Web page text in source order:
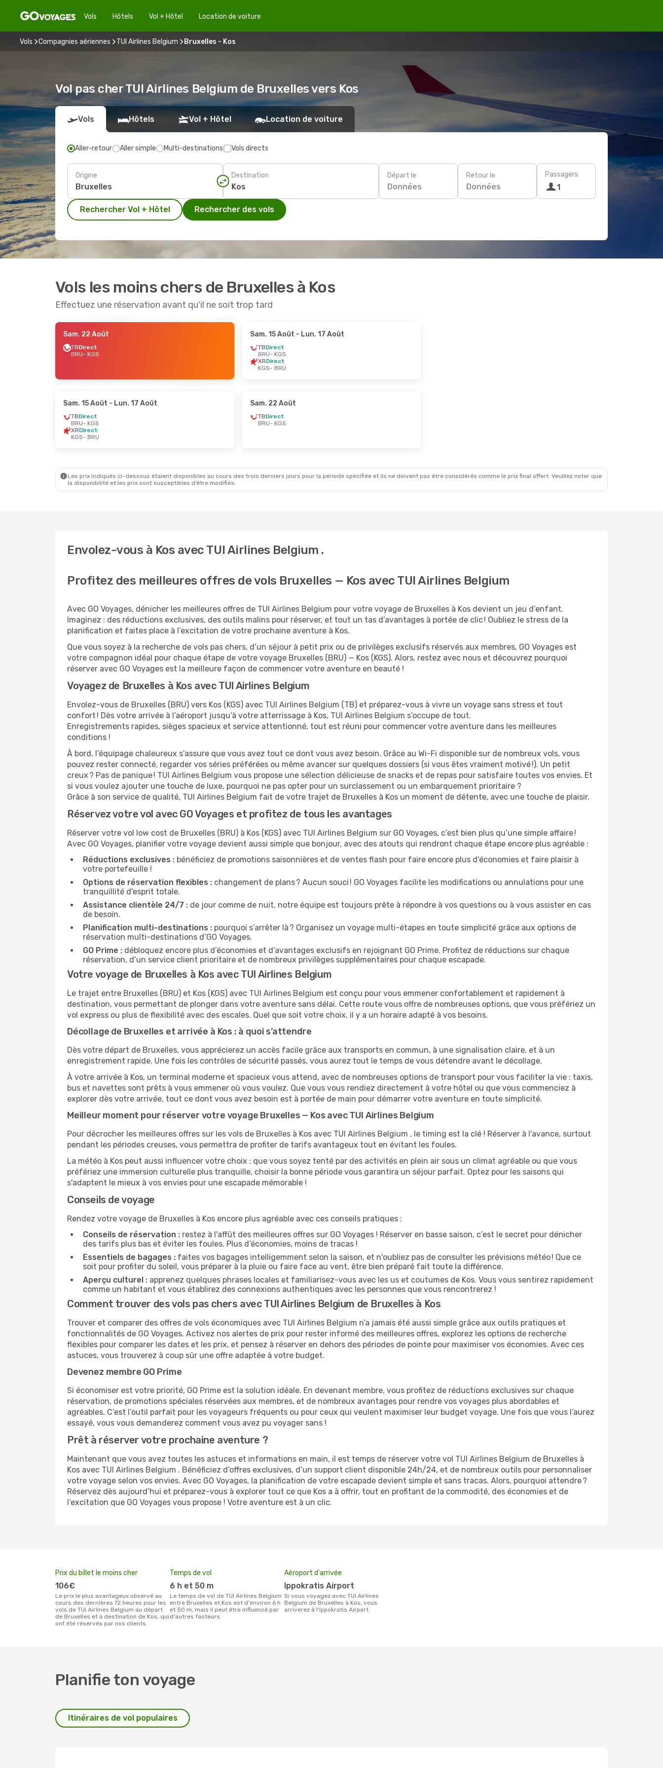
Vols Hôtels Vol + Hôtel Location de voiture
Vols Compagnies aériennes TUI Airlines Belgium Bruxelles - Kos
Vol pas cher TUI Airlines Belgium de Bruxelles vers Kos
Vols Hôtels Vol + Hôtel Location de voiture
Aller-retour Aller simple Multi-destinations Vols directs
Origine Destination Départ le
Données
Retour le
Données
Passagers
1
Rechercher Vol + Hôtel Rechercher des vols
Vols les moins chers de Bruxelles à Kos
Effectuez une réservation avant qu'il ne soit trop tard
Sam. 22 Août
TBDirect
BRU- KGS
Sam. 15 Août - Lun. 17 Août
TBDirect
BRU- KGS
XRDirect
KGS- BRU
Sam. 15 Août - Lun. 17 Août
TBDirect
BRU- KGS
XRDirect
KGS- BRU
Sam. 22 Août
TBDirect
BRU- KGS
Les prix indiqués ci-dessous étaient disponibles au cours des trois derniers jours pour la période spécifiée et ils ne doivent pas être considérés comme le prix final offert. Veuillez noter que
la disponibilité et les prix sont susceptibles d’être modifiés.
Envolez-vous à Kos avec TUI Airlines Belgium .
Profitez des meilleures offres de vols Bruxelles — Kos avec TUI Airlines Belgium
Avec GO Voyages, dénicher les meilleures offres de TUI Airlines Belgium pour votre voyage de Bruxelles à Kos devient un jeu d’enfant.
Imaginez : des réductions exclusives, des outils malins pour réserver, et tout un tas d’avantages à portée de clic ! Oubliez le stress de la
planification et faites place à l’excitation de votre prochaine aventure à Kos.
Que vous soyez à la recherche de vols pas chers, d’un séjour à petit prix ou de privilèges exclusifs réservés aux membres, GO Voyages est
votre compagnon idéal pour chaque étape de votre voyage Bruxelles (BRU) — Kos (KGS). Alors, restez avec nous et découvrez pourquoi
réserver avec GO Voyages est la meilleure façon de commencer votre aventure en beauté !
Voyagez de Bruxelles à Kos avec TUI Airlines Belgium
Envolez-vous de Bruxelles (BRU) vers Kos (KGS) avec TUI Airlines Belgium (TB) et préparez-vous à vivre un voyage sans stress et tout
confort ! Dès votre arrivée à l’aéroport jusqu’à votre atterrissage à Kos, TUI Airlines Belgium s’occupe de tout.
Enregistrements rapides, sièges spacieux et service attentionné, tout est réuni pour commencer votre aventure dans les meilleures
conditions !
À bord, l’équipage chaleureux s'assure que vous avez tout ce dont vous avez besoin. Grâce au Wi-Fi disponible sur de nombreux vols, vous
pouvez rester connecté, regarder vos séries préférées ou même avancer sur quelques dossiers (si vous êtes vraiment motivé !). Un petit
creux ? Pas de panique ! TUI Airlines Belgium vous propose une sélection délicieuse de snacks et de repas pour satisfaire toutes vos envies. Et
si vous voulez ajouter une touche de luxe, pourquoi ne pas opter pour un surclassement ou un embarquement prioritaire ?
Grâce à son service de qualité, TUI Airlines Belgium fait de votre trajet de Bruxelles à Kos un moment de détente, avec une touche de plaisir.
Réservez votre vol avec GO Voyages et profitez de tous les avantages
Réserver votre vol low cost de Bruxelles (BRU) à Kos (KGS) avec TUI Airlines Belgium sur GO Voyages, c’est bien plus qu’une simple affaire !
Avec GO Voyages, planifier votre voyage devient aussi simple que bonjour, avec des atouts qui rendront chaque étape encore plus agréable :
Réductions exclusives : bénéficiez de promotions saisonnières et de ventes flash pour faire encore plus d'économies et faire plaisir à
votre portefeuille !
Options de réservation flexibles : changement de plans ? Aucun souci ! GO Voyages facilite les modifications ou annulations pour une
tranquillité d'esprit totale.
Assistance clientèle 24/7 : de jour comme de nuit, notre équipe est toujours prête à répondre à vos questions ou à vous assister en cas
de besoin.
Planification multi-destinations : pourquoi s’arrêter là ? Organisez un voyage multi-étapes en toute simplicité grâce aux options de
réservation multi-destinations d’GO Voyages.
GO Prime : débloquez encore plus d’économies et d’avantages exclusifs en rejoignant GO Prime. Profitez de réductions sur chaque
réservation, d’un service client prioritaire et de nombreux privilèges supplémentaires pour chaque escapade.
Votre voyage de Bruxelles à Kos avec TUI Airlines Belgium
Le trajet entre Bruxelles (BRU) et Kos (KGS) avec TUI Airlines Belgium est conçu pour vous emmener confortablement et rapidement à
destination, vous permettant de plonger dans votre aventure sans délai. Cette route vous offre de nombreuses options, que vous préfériez un
vol express ou plus de flexibilité avec des escales. Quel que soit votre choix, il y a un horaire adapté à vos besoins.
Décollage de Bruxelles et arrivée à Kos : à quoi s’attendre
Dès votre départ de Bruxelles, vous apprécierez un accès facile grâce aux transports en commun, à une signalisation claire, et à un
enregistrement rapide. Une fois les contrôles de sécurité passés, vous aurez tout le temps de vous détendre avant le décollage.
À votre arrivée à Kos, un terminal moderne et spacieux vous attend, avec de nombreuses options de transport pour vous faciliter la vie : taxis,
bus et navettes sont prêts à vous emmener où vous voulez. Que vous vous rendiez directement à votre hôtel ou que vous commenciez à
explorer dès votre arrivée, tout ce dont vous avez besoin est à portée de main pour démarrer votre aventure en toute simplicité.
Meilleur moment pour réserver votre voyage Bruxelles — Kos avec TUI Airlines Belgium
Pour décrocher les meilleures offres sur les vols de Bruxelles à Kos avec TUI Airlines Belgium , le timing est la clé ! Réserver à l'avance, surtout
pendant les périodes creuses, vous permettra de profiter de tarifs avantageux tout en évitant les foules.
La météo à Kos peut aussi influencer votre choix : que vous soyez tenté par des activités en plein air sous un climat agréable ou que vous
préfériez une immersion culturelle plus tranquille, choisir la bonne période vous garantira un séjour parfait. Optez pour les saisons qui
s'adaptent le mieux à vos envies pour une escapade mémorable !
Conseils de voyage
Rendez votre voyage de Bruxelles à Kos encore plus agréable avec ces conseils pratiques :
Conseils de réservation : restez à l'affût des meilleures offres sur GO Voyages ! Réserver en basse saison, c’est le secret pour dénicher
des tarifs plus bas et éviter les foules. Plus d’économies, moins de tracas !
Essentiels de bagages : faites vos bagages intelligemment selon la saison, et n'oubliez pas de consulter les prévisions météo ! Que ce
soit pour profiter du soleil, vous préparer à la pluie ou faire face au vent, être bien préparé fait toute la différence.
Aperçu culturel : apprenez quelques phrases locales et familiarisez-vous avec les us et coutumes de Kos. Vous vous sentirez rapidement
comme un habitant et vous établirez des connexions authentiques avec les personnes que vous rencontrerez !
Comment trouver des vols pas chers avec TUI Airlines Belgium de Bruxelles à Kos
Trouver et comparer des offres de vols économiques avec TUI Airlines Belgium n’a jamais été aussi simple grâce aux outils pratiques et
fonctionnalités de GO Voyages. Activez nos alertes de prix pour rester informé des meilleures offres, explorez les options de recherche
flexibles pour comparer les dates et les prix, et pensez à réserver en dehors des périodes de pointe pour maximiser vos économies. Avec ces
astuces, vous trouverez à coup sûr une offre adaptée à votre budget.
Devenez membre GO Prime
Si économiser est votre priorité, GO Prime est la solution idéale. En devenant membre, vous profitez de réductions exclusives sur chaque
réservation, de promotions spéciales réservées aux membres, et de nombreux avantages pour rendre vos voyages plus abordables et
agréables. C’est l’outil parfait pour les voyageurs fréquents ou pour ceux qui veulent maximiser leur budget voyage. Une fois que vous l’aurez
essayé, vous vous demanderez comment vous avez pu voyager sans !
Prêt à réserver votre prochaine aventure ?
Maintenant que vous avez toutes les astuces et informations en main, il est temps de réserver votre vol TUI Airlines Belgium de Bruxelles à
Kos avec TUI Airlines Belgium . Bénéficiez d’offres exclusives, d’un support client disponible 24h/24, et de nombreux outils pour personnaliser
votre voyage selon vos envies. Avec GO Voyages, la planification de votre escapade devient simple et sans tracas. Alors, pourquoi attendre ?
Réservez dès aujourd’hui et préparez-vous à explorer tout ce que Kos a à offrir, tout en profitant de la commodité, des économies et de
l’excitation que GO Voyages vous propose ! Votre aventure est à un clic.
Prix du billet le moins cher
106€
Le prix le plus avantageux observé au
cours des dernières 72 heures pour les
vols de TUI Airlines Belgium au départ
de Bruxelles et à destination de Kos, qui
ont été réservés par nos clients.
Temps de vol
6 h et 50 m
Le temps de vol de TUI Airlines Belgium
entre Bruxelles et Kos est d'environ 6 h
et 50 m, mais il peut être influencé par
d'autres facteurs.
Aéroport d'arrivée
Ippokratis Airport
Si vous voyagez avec TUI Airlines
Belgium de Bruxelles à Kos, vous
arriverez à l'Ippokratis Airport.
Planifie ton voyage
Itinéraires de vol populaires